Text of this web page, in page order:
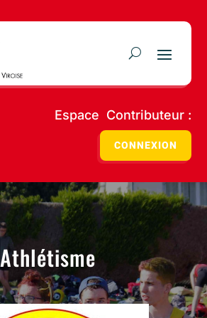
Espace Contributeur :
CONNEXION
Athlétisme